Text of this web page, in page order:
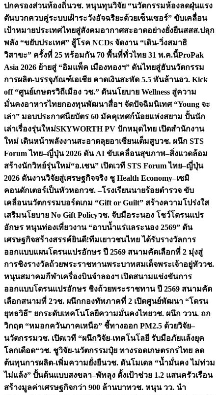
ปกครองส่วนท้องถิ่นวช. หนุนทุนวิจัย “นวัตกรรมห้องลดฝุ่นแรง
ดันบวกควบคู่ระบบเฝ้าระวังอัจฉริยะด้วยเซ็นเซอร์” ขับเคลื่อน
เป้าหมายประเทศไทยสู่สังคมอากาศสะอาดอย่างยั่งยืนสสส.ปลุก
พลัง “ขยับประเทศ” สู้โรค NCDs จัดงาน “เดิน-วิ่งสมาธิ
วิสาขะ” ครั้งที่ 25 พร้อมกัน 70 พื้นที่ทั่วไทย 31 พ.ค.นี้ProPak
Asia 2026 ย้ายสู่ “อิมแพ็ค เมืองทองฯ” ดันไทยสู่ฮับนวัตกรรม
การผลิต-บรรจุภัณฑ์เอเชีย คาดเงินสะพัด 5.5 พันล้านอว. Kick
off “ศูนย์เกษตรวิถีเมือง วช.” ดันนโยบาย Wellness สู่ความ
มั่นคงอาหารไทยกองทุนพัฒนาสื่อฯ จัดปัจฉิมนิเทศ “Young จะ
เล่า” มอบประกาศนียบัตร 60 มัคคุเทศก์น้อยแห่งสยาม ปั้นนัก
เล่าเรื่องรุ่นใหม่SKYWORTH PV ปักหมุดไทย เปิดสำนักงาน
ใหม่ เดินหน้าพลังงานสะอาดลุยอาเซียนเต็มสูบวช. ผนึก STS
Forum ไทย–ญี่ปุ่น 2026 ดัน AI ขับเคลื่อนสุขภาพ–สิ่งแวดล้อม
สร้างนักวิทย์รุ่นใหม่“อ.เชน” เปิดเวที STS Forum ไทย–ญี่ปุ่น
2026 ดันงานวิจัยสู่เศรษฐกิจจริง ชู Health Economy–เซมิ
คอนดักเตอร์เป็นหัวหอกวช. –โรงเรียนนายร้อยตำรวจ ขับ
เคลื่อนนวัตกรรมบอร์ดเกม “Gift or Guilt” สร้างความโปร่งใส
เสริมนโยบาย No Gift Policyวช. จับมือระนอง โชว์โดรนแปร
อักษร หนุนท่องเที่ยวงาน “อาบน้ำแร่แลระนอง 2569” ดัน
เศรษฐกิจสร้างสรรค์ยินดี!ทีมเยาวชนไทย ได้รับรางวัลการ
ออกแบบแผนโดรนแปรอักษร ปี 2569 สนามคัดเลือกที่ 2 มุ่งสู่
การชิงรางวัลถ้วยพระราชทานพระบาทสมเด็จพระเจ้าอยู่หัววช.
หนุนสมาคมกีฬาเครื่องบินจำลองฯ เปิดสนามแข่งขันการ
ออกแบบโดรนแปรอักษร ชิงถ้วยพระราชทาน ปี 2569 สนามคัด
เลือกสนามที่ 2วช. ผนึกกองทัพภาคที่ 2 เปิดศูนย์พัฒนา “โดรน
ยุทธวิธี” ยกระดับเทคโนโลยีความมั่นคงไทยวช. ผนึก ววน. ถก
วิกฤต “หมอกควันภาคเหนือ” ชี้ทางออก PM2.5 ด้วยวิจัย–
นวัตกรรมวช. เปิดเวที “ผนึกวิจัย-เทคโนโลยี รับมือภัยแล้งยุค
โลกเดือด“วช. ชูวิจัย-นวัตกรรมปุ๋ย ทางรอดเกษตรกรไทย ลด
ต้นทุนการผลิต-เพิ่มความยั่งยืนวช. ดันโมเดล “น้ำมั่นคง ไม่ท่วม
ไม่แล้ง” ปั้นต้นแบบสงขลา–พัทลุง ตั้งเป้าช่วย 1.2 แสนครัวเรือน
สร้างมูลค่าเศรษฐกิจกว่า 900 ล้านบาทวช. หนุน วว. นำ